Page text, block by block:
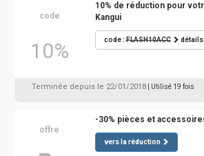
code
10%
10% de réduction pour
Kangui
code :FLASH10ACC détails
Terminée depuis le 22/01/2018 | Utilisé 19 fois
offre
-30% pièces et
vers la réduction